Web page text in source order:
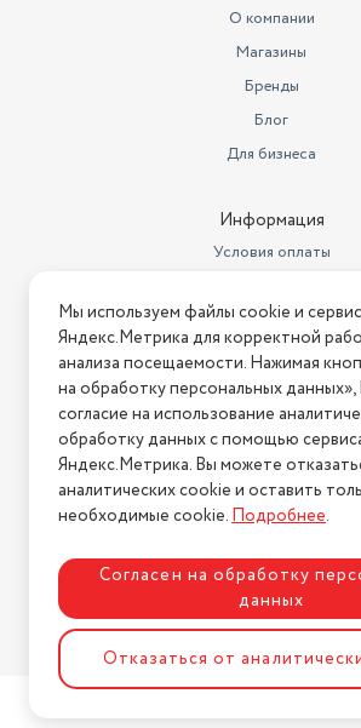
О компании
Магазины
Бренды
Блог
Для бизнеса
Информация
Условия оплаты
Условия возврата
Нашли ошибку на сайте?
2026 © Интернет-магазин "АстМаркет".
Политика
Разработка сайта
Мы используем файлы cookie и сервис
Яндекс.Метрика для корректной
анализа посещаемости. Нажимая
на обработку персональных
согласие на использование
обработку данных с помощью
Яндекс.Метрика. Вы можете
аналитических cookie и оставить
необходимые cookie.Подробнее.
Согласен на обработку
данных
Отказаться от